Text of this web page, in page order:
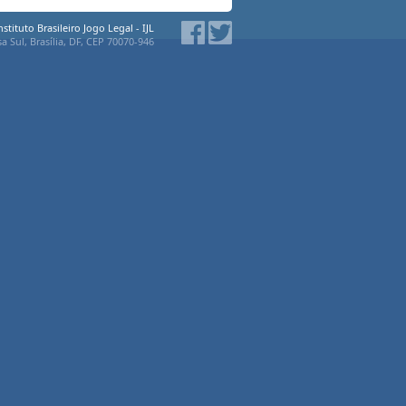
Brasileiro Jogo Legal - IJL
Brasília, DF, CEP 70070-946